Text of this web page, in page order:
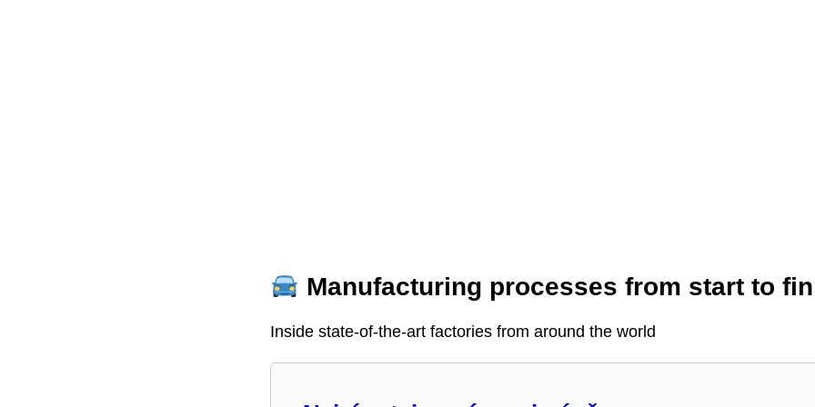
Manufacturing processes from start to
Inside state-of-the-art factories from around the world